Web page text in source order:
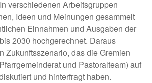
verschiedenen Arbeitsgruppen
Ideen und Meinungen gesammelt
Einnahmen und Ausgaben der
2030 hochgerechnet. Daraus
Zukunftsszenario, das die Gremien
und Pastoralteam) auf
und hinterfragt haben.